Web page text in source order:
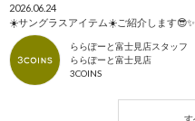
2026.06.24
☀️サングラスアイテム☀️ご紹介します😎✨
ららぽーと富士見店スタッフ
ららぽーと富士見店
3COINS